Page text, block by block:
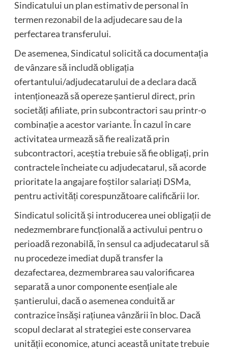
Sindicatului un plan estimativ de personal în
termen rezonabil de la adjudecare sau de la
perfectarea transferului.
De asemenea, Sindicatul solicită ca documentația
de vânzare să includă obligația
ofertantului/adjudecatarului de a declara dacă
intenționează să opereze șantierul direct, prin
societăți afiliate, prin subcontractori sau printr-o
combinație a acestor variante. În cazul în care
activitatea urmează să fie realizată prin
subcontractori, aceștia trebuie să fie obligați, prin
contractele încheiate cu adjudecatarul, să acorde
prioritate la angajare foștilor salariați DSMa,
pentru activități corespunzătoare calificării lor.
Sindicatul solicită și introducerea unei obligații de
nedezmembrare funcțională a activului pentru o
perioadă rezonabilă, în sensul ca adjudecatarul să
nu procedeze imediat după transfer la
dezafectarea, dezmembrarea sau valorificarea
separată a unor componente esențiale ale
șantierului, dacă o asemenea conduită ar
contrazice însăși rațiunea vânzării în bloc. Dacă
scopul declarat al strategiei este conservarea
unității economice, atunci această unitate trebuie